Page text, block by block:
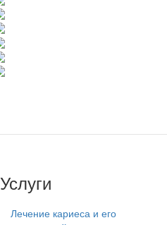
Услуги
Лечение кариеса и его